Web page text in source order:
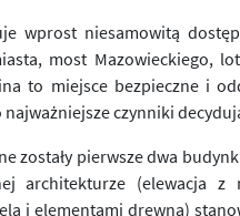
wprost niesamowitą
most Mazowieckiego,
to miejsce bezpieczne i
najważniejsze czynniki
zostały pierwsze dwa
architekturze (elewacja z
i elementami drewna)